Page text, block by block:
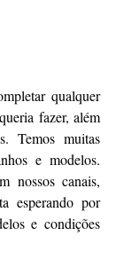
qualquer
fazer, além
Temos muitas
e modelos.
nossos canais,
esperando por
e condições